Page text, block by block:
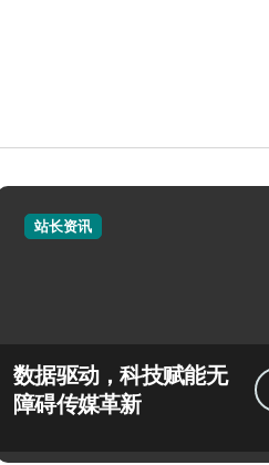
站长资讯
数据驱动，科技赋能无
障碍传媒革新